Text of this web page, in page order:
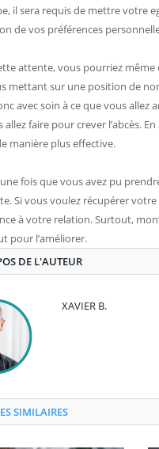
il sera requis de mettre votre
de vos préférences
attente, vous pourriez
mettant sur une position de
avec soin à ce que vous
faire pour crever l’abcès.
manière plus effective.
fois que vous avez pu
Si vous voulez récupérer
à votre relation. Surtout,
pour l’améliorer.
DE L'AUTEUR
XAVIER B.
SIMILAIRES